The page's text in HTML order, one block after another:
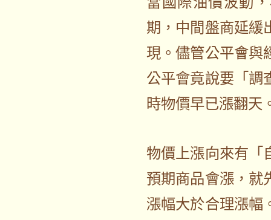
期，中間盤商延緩
現。儘管公平會與
公平會竟說要「調
時物價早已漲翻天
物價上漲向來有「
預期商品會漲，就
漲幅大於合理漲幅